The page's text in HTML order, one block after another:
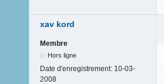
xav kord
Membre
Hors ligne
Date d'enregistrement: 10-03-
2008